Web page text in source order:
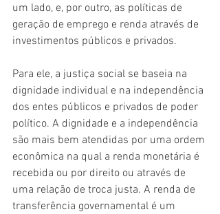
um lado, e, por outro, as políticas de
geração de emprego e renda através de
investimentos públicos e privados.
Para ele, a justiça social se baseia na
dignidade individual e na independência
dos entes públicos e privados de poder
político. A dignidade e a independência
são mais bem atendidas por uma ordem
econômica na qual a renda monetária é
recebida ou por direito ou através de
uma relação de troca justa. A renda de
transferência governamental é um